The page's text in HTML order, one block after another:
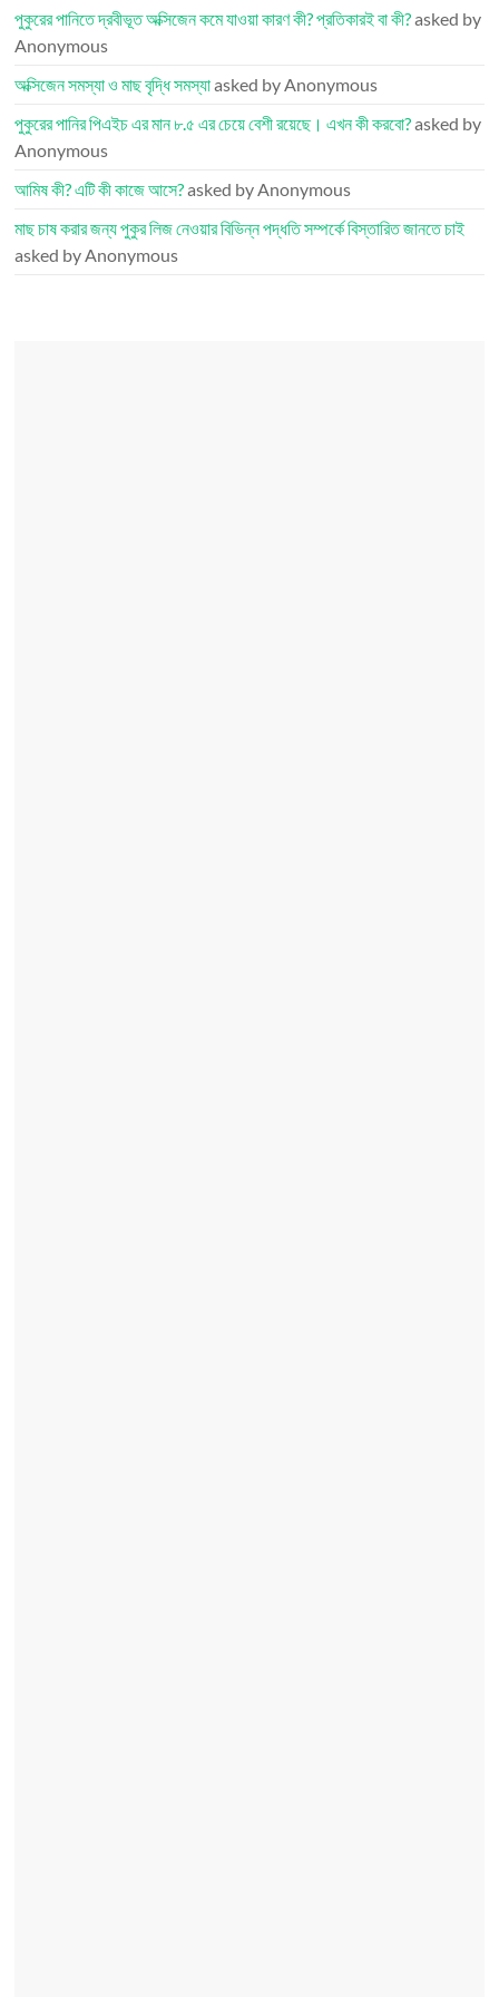
পুকুরের পানিতে দ্রবীভূত অক্সিজেন কমে যাওয়া কারণ কী? প্রতিকারই বা কী?asked by
Anonymous
অক্সিজেন সমস্যা ও মাছ বৃদ্ধি সমস্যাasked by Anonymous
পুকুরের পানির পিএইচ এর মান ৮.৫ এর চেয়ে বেশী রয়েছে। এখন কী করবো?asked by
Anonymous
আমিষ কী? এটি কী কাজে আসে?asked by Anonymous
মাছ চাষ করার জন্য পুকুর লিজ নেওয়ার বিভিন্ন পদ্ধতি সম্পর্কে বিস্তারিত জানতে চাই
asked by Anonymous